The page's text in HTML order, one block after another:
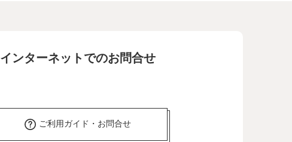
インターネットでのお問合せ
ご利用ガイド・お問合せ